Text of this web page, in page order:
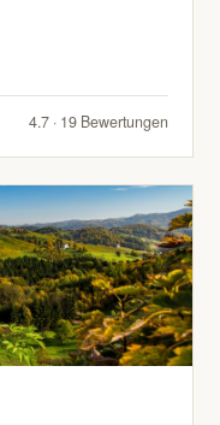
4.7 · 19 Bewertungen